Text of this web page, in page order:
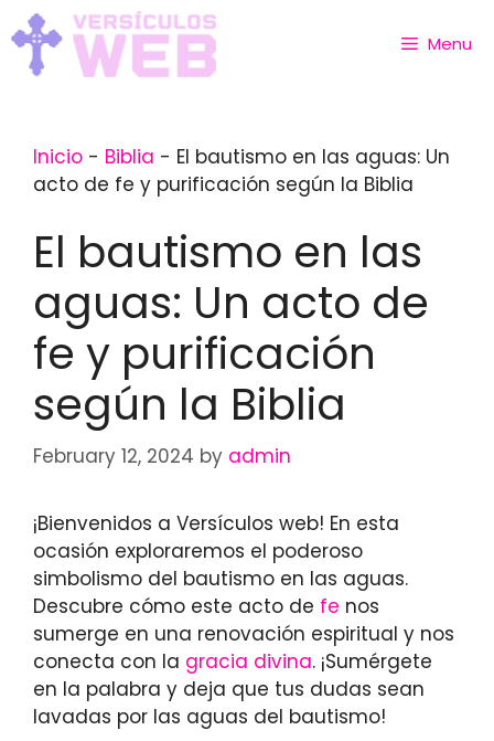
Skip
to
content
Menu
Inicio - Biblia - El bautismo en las aguas: Un
acto de fe y purificación según la Biblia
El bautismo en las
aguas: Un acto de
fe y purificación
según la Biblia
February 12, 2024 by admin
¡Bienvenidos a Versículos web! En esta
ocasión exploraremos el poderoso
simbolismo del bautismo en las aguas.
Descubre cómo este acto de fe nos
sumerge en una renovación espiritual y nos
conecta con la gracia divina. ¡Sumérgete
en la palabra y deja que tus dudas sean
lavadas por las aguas del bautismo!